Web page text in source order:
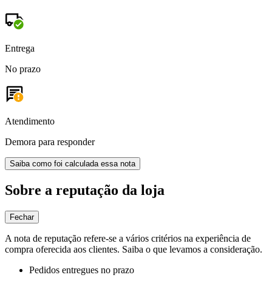
Entrega
No prazo
Atendimento
Demora para responder
Saiba como foi calculada essa nota
Sobre a reputação da loja
Fechar
A nota de reputação refere-se a vários critérios na experiência de
compra oferecida aos clientes. Saiba o que levamos a consideração.
Pedidos entregues no prazo